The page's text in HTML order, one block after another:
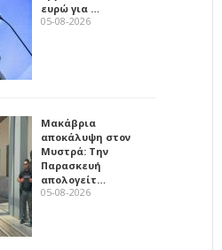
ευρώ για …
05-08-2026
Μακάβρια
αποκάλυψη στον
Μυστρά: Την
Παρασκευή
απολογείτ…
05-08-2026